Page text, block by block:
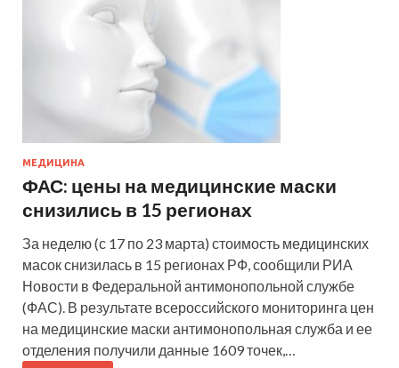
МЕДИЦИНА
ФАС: цены на медицинские маски
снизились в 15 регионах
За неделю (с 17 по 23 марта) стоимость медицинских
масок снизилась в 15 регионах РФ, сообщили РИА
Новости в Федеральной антимонопольной службе
(ФАС). В результате всероссийского мониторинга цен
на медицинские маски антимонопольная служба и ее
отделения получили данные 1609 точек,…